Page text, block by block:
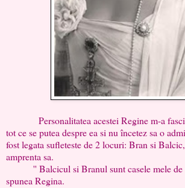
Personalitatea acestei Regine m-a
tot ce se putea despre ea si nu încetez sa o
fost legata sufleteste de 2 locuri: Bran si
amprenta sa.
'' Balcicul si Branul sunt casele mele de
spunea Regina.